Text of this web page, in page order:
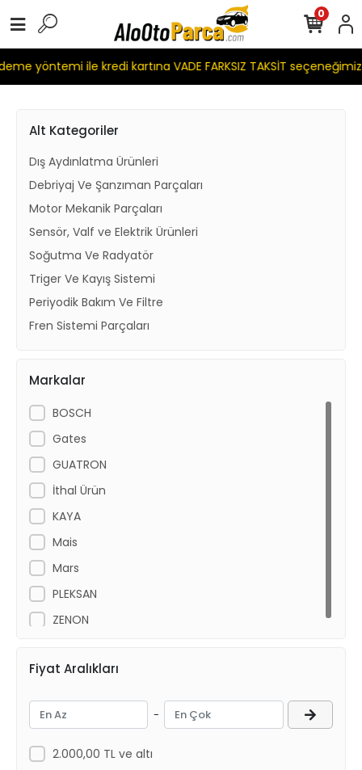
yöntemi ile kredi kartına VADE FARKSIZ TAKSİT seçeneğimiz
0
Alt Kategoriler
Dış Aydınlatma Ürünleri
Debriyaj Ve Şanzıman Parçaları
Motor Mekanik Parçaları
Sensör, Valf ve Elektrik Ürünleri
Soğutma Ve Radyatör
Triger Ve Kayış Sistemi
Periyodik Bakım Ve Filtre
Fren Sistemi Parçaları
Markalar
BOSCH
Gates
GUATRON
İthal Ürün
KAYA
Mais
Mars
PLEKSAN
ZENON
Fiyat Aralıkları
-
2.000,00 TL ve altı